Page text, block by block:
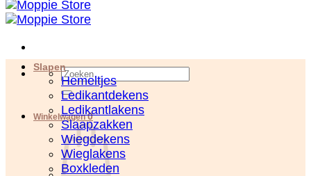
Zoeken
naar:
Winkelwagen0
Slapen
Hemeltjes
Ledikantdekens
Ledikantlakens
Slaapzakken
Wiegdekens
Wieglakens
Boxkleden